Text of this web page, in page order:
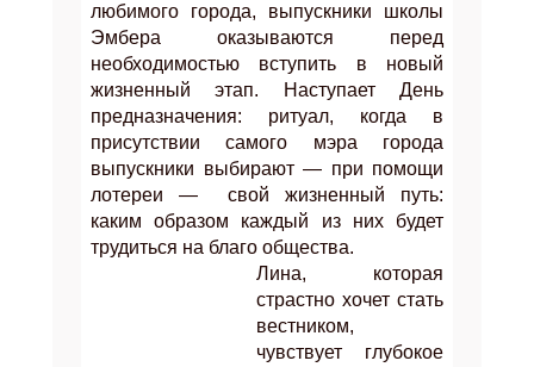
любимого города, выпускники школы
Эмбера оказываются перед
необходимостью вступить в новый
жизненный этап. Наступает День
предназначения: ритуал, когда в
присутствии самого мэра города
выпускники выбирают — при помощи
лотереи —
свой жизненный путь:
каким образом каждый из них будет
трудиться на благо общества.
Лина, которая
страстно хочет стать
вестником,
чувствует глубокое